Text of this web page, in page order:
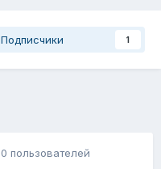
Подписчики 1
0 пользователей